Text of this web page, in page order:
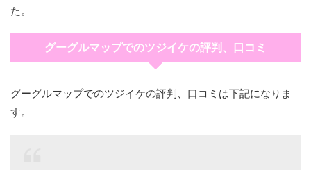
た。
グーグルマップでのツジイケの評判、口コミ
グーグルマップでのツジイケの評判、口コミは下記になりま
す。